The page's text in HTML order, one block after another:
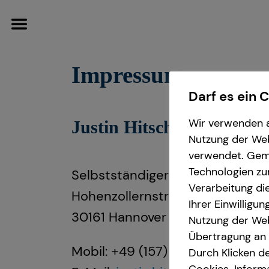
Wissenswertes
Impressum
Justin Hitschrich
Selbstständiger Repräsentant
Hohenzollernstraße 25
30161 Hannover
Mobil: +49 (157) 31776569
Darf es ein
Wir verwenden
Nutzung der
verwendet.
Technologien
Verarbeitung
Ihrer
Nutzung der
Übertragung
Durch Klicken